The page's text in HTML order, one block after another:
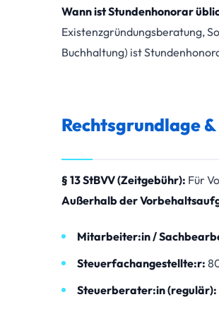
Wann ist Stundenhonorar
Existenzgründungsberatung,
Buchhaltung) ist
Rechtsgrundlage
§ 13 StBVV (Zeitgebühr): Für
Außerhalb der
Mitarbeiter:in /
Steuerfachangestellte:r:
Steuerberater:in (regulär):